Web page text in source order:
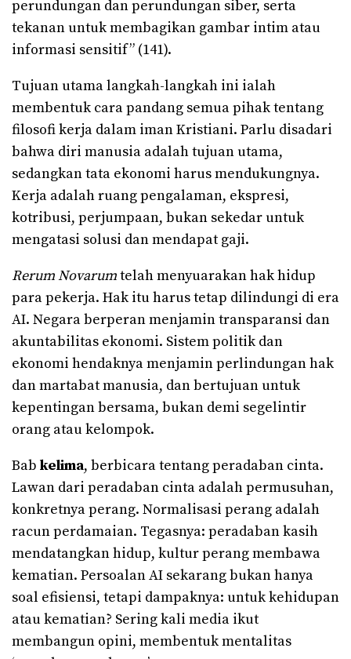
perundungan dan perundungan siber, serta
tekanan untuk membagikan gambar intim atau
informasi sensitif” (141).
Tujuan utama langkah-langkah ini ialah
membentuk cara pandang semua pihak tentang
filosofi kerja dalam iman Kristiani. Parlu disadari
bahwa diri manusia adalah tujuan utama,
sedangkan tata ekonomi harus mendukungnya.
Kerja adalah ruang pengalaman, ekspresi,
kotribusi, perjumpaan, bukan sekedar untuk
mengatasi solusi dan mendapat gaji.
Rerum Novarumtelah menyuarakan hak hidup
para pekerja. Hak itu harus tetap dilindungi di era
AI. Negara berperan menjamin transparansi dan
akuntabilitas ekonomi. Sistem politik dan
ekonomi hendaknya menjamin perlindungan hak
dan martabat manusia, dan bertujuan untuk
kepentingan bersama, bukan demi segelintir
orang atau kelompok.
Bab kelima, berbicara tentang peradaban cinta.
Lawan dari peradaban cinta adalah permusuhan,
konkretnya perang. Normalisasi perang adalah
racun perdamaian. Tegasnya: peradaban kasih
mendatangkan hidup, kultur perang membawa
kematian. Persoalan AI sekarang bukan hanya
soal efisiensi, tetapi dampaknya: untuk kehidupan
atau kematian? Sering kali media ikut
membangun opini, membentuk mentalitas